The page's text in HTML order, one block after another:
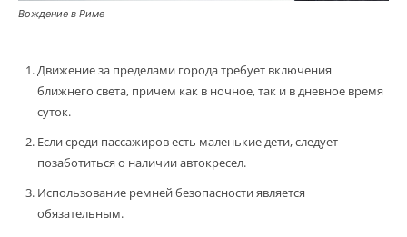
Вождение в Риме
Движение за пределами города требует включения
ближнего света, причем как в ночное, так и в дневное время
суток.
Если среди пассажиров есть маленькие дети, следует
позаботиться о наличии автокресел.
Использование ремней безопасности является
обязательным.